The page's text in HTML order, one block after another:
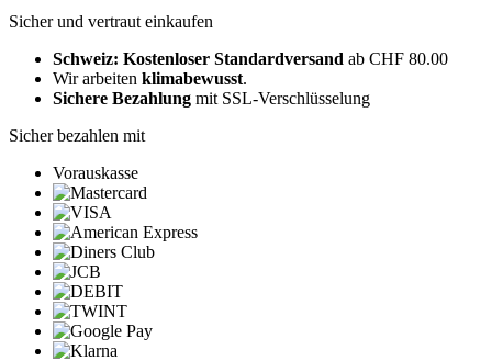
Sicher und vertraut einkaufen
Schweiz: Kostenloser Standardversand ab CHF 80.00
Wir arbeiten klimabewusst.
Sichere Bezahlung mit SSL-Verschlüsselung
Sicher bezahlen mit
Vorauskasse